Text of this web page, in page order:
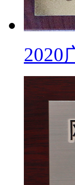
2020